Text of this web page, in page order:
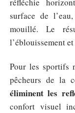
surface de
mouillé. Le
l’éblouissement
Pour les sportifs
pêcheurs de la
éliminent les
confort visuel